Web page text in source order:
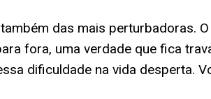
das mais
fora, uma verdade que fica
dificuldade na vida desperta.